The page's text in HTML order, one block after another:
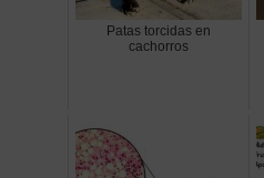
Patas torcidas en
cachorros